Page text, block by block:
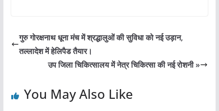
e
b
o
k
er l s
p
e
गुरु गोरक्षनाथ धूना मंच में श्रद्धालुओं की सुविधा को नई उड़ान,
तल्लादेश में हेलिपैड तैयार।
उप जिला चिकित्सालय में नेत्र चिकित्सा की नई रोशनी »
You May Also Like